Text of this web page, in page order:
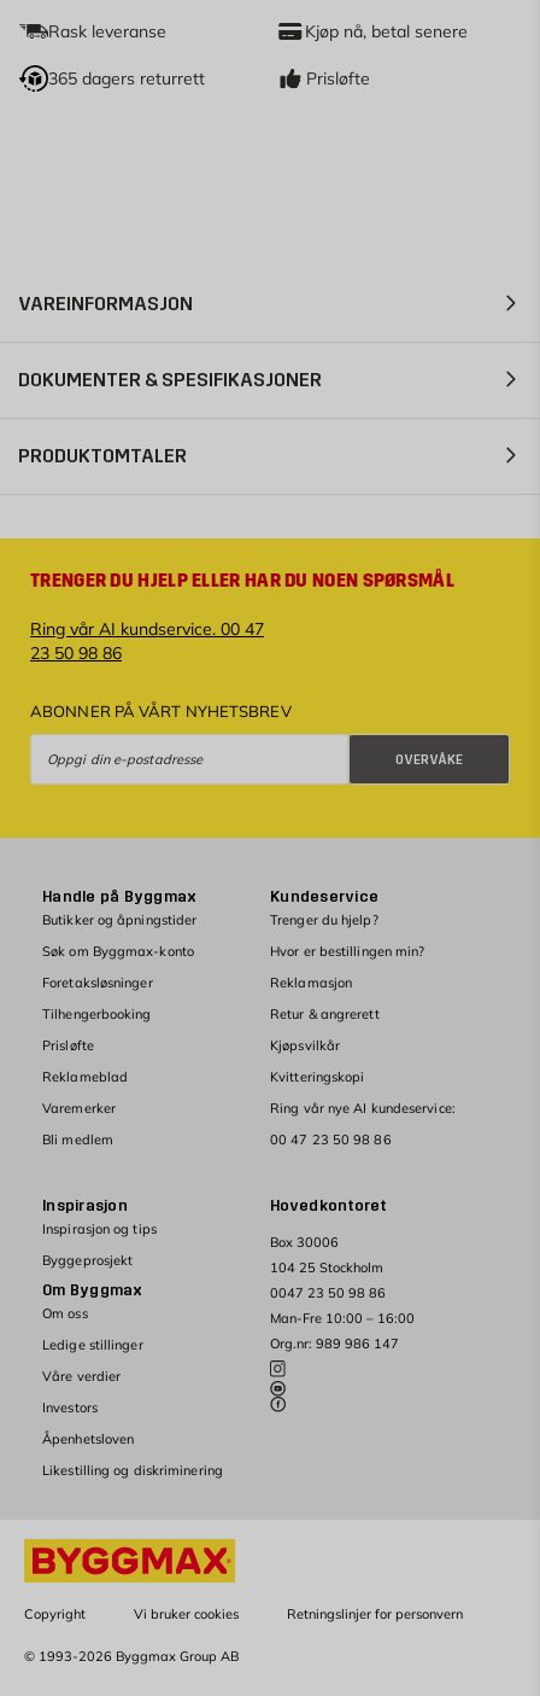
Rask leveranse Kjøp nå, betal senere
365 dagers returrett Prisløfte
VAREINFORMASJON
DOKUMENTER & SPESIFIKASJONER
PRODUKTOMTALER
TRENGER DU HJELP ELLER HAR DU NOEN SPØRSMÅL
Ring vår AI kundservice. 00 47
23 50 98 86
ABONNER PÅ VÅRT NYHETSBREV
OVERVÅKE
Hovedkontoret
Box 30006
104 25 Stockholm
0047 23 50 98 86
Man-Fre 10:00 – 16:00
Org.nr: 989 986 147
Handle på Byggmax
Butikker og åpningstider
Søk om Byggmax-konto
Foretaksløsninger
Tilhengerbooking
Prisløfte
Reklameblad
Varemerker
Bli medlem
Kundeservice
Trenger du hjelp?
Hvor er bestillingen min?
Reklamasjon
Retur & angrerett
Kjøpsvilkår
Kvitteringskopi
Ring vår nye AI kundeservice:
00 47 23 50 98 86
Inspirasjon
Inspirasjon og tips
Byggeprosjekt
Om Byggmax
Om oss
Ledige stillinger
Våre verdier
Investors
Åpenhetsloven
Likestilling og diskriminering
Copyright Vi bruker cookies Retningslinjer for personvern
© 1993-2026 Byggmax Group AB